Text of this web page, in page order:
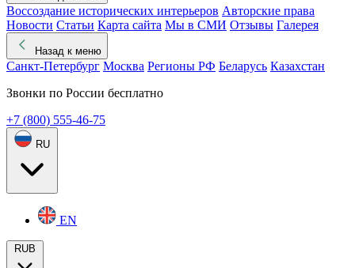
Воссоздание исторических интерьеров Авторские права
Новости Статьи Карта сайта Мы в СМИ Отзывы Галерея
Назад к меню
Санкт-Петербург Москва Регионы РФ Беларусь Казахстан
Звонки по России бесплатно
+7 (800) 555-46-75
RU
EN
RUB